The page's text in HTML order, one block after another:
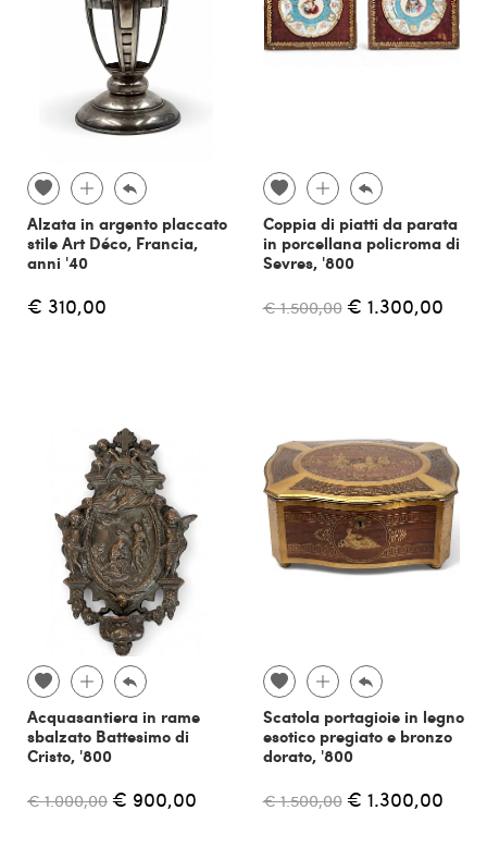
Alzata in argento placcato
stile Art Déco, Francia,
anni '40
€ 310,00
Coppia di piatti da parata
in porcellana policroma di
Sevres, '800
€ 1.500,00 € 1.300,00
Acquasantiera in rame
sbalzato Battesimo di
Cristo, '800
€ 1.000,00 € 900,00
Scatola portagioie in legno
esotico pregiato e bronzo
dorato, '800
€ 1.500,00 € 1.300,00